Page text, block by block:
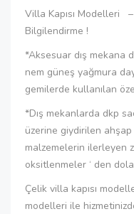
Villa Kapısı Modelleri
Bilgilendirme !
*Aksesuar dış mekana
nem güneş yağmura
gemilerde kullanılan
*Dış mekanlarda dkp
üzerine giydirilen
malzemelerin ilerleyen
oksitlenmeler ‘ den
Çelik villa kapısı
modelleri ile